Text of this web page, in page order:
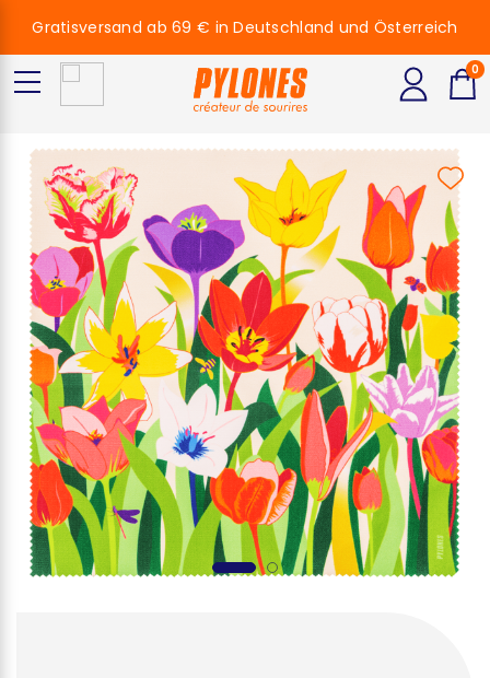
Gratisversand ab 69 € in Deutschland und Österreich
0